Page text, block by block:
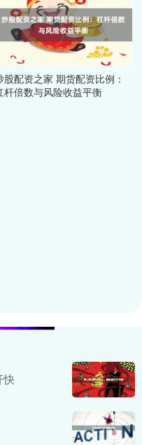
股配资之家 期货配资比例：
杆倍数与风险收益平衡
快